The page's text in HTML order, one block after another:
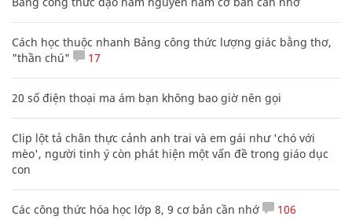
Cách học thuộc nhanh Bảng công thức lượng giác bằng thơ,
"thần chú"
17
20 số điện thoại ma ám bạn không bao giờ nên gọi
Clip lột tả chân thực cảnh anh trai và em gái như 'chó với
mèo', người tinh ý còn phát hiện một vấn đề trong giáo dục
con
Các công thức hóa học lớp 8, 9 cơ bản cần nhớ 106